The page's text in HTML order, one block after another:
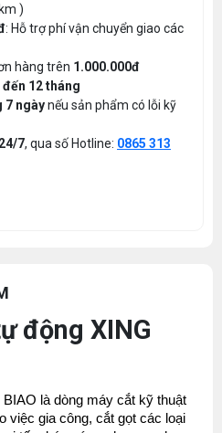
)
: Hỗ trợ phí vận chuyển giao các
hàng trên 1.000.000đ
đến 12 tháng
7 ngàynếu sản phẩm có lỗi kỹ
7, qua số Hotline: 0865 313
động XING
là dòng máy cắt kỹ thuật
việc gia công, cắt gọt các loại